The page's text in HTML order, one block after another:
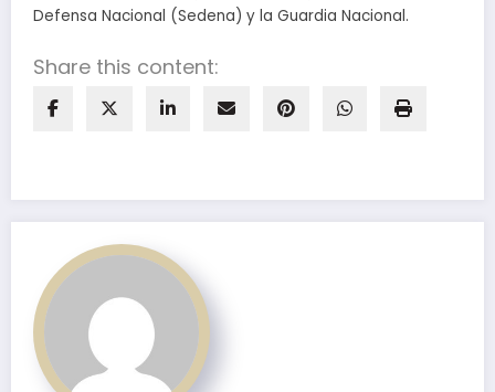
Defensa Nacional (Sedena) y la Guardia Nacional.
Share this content: